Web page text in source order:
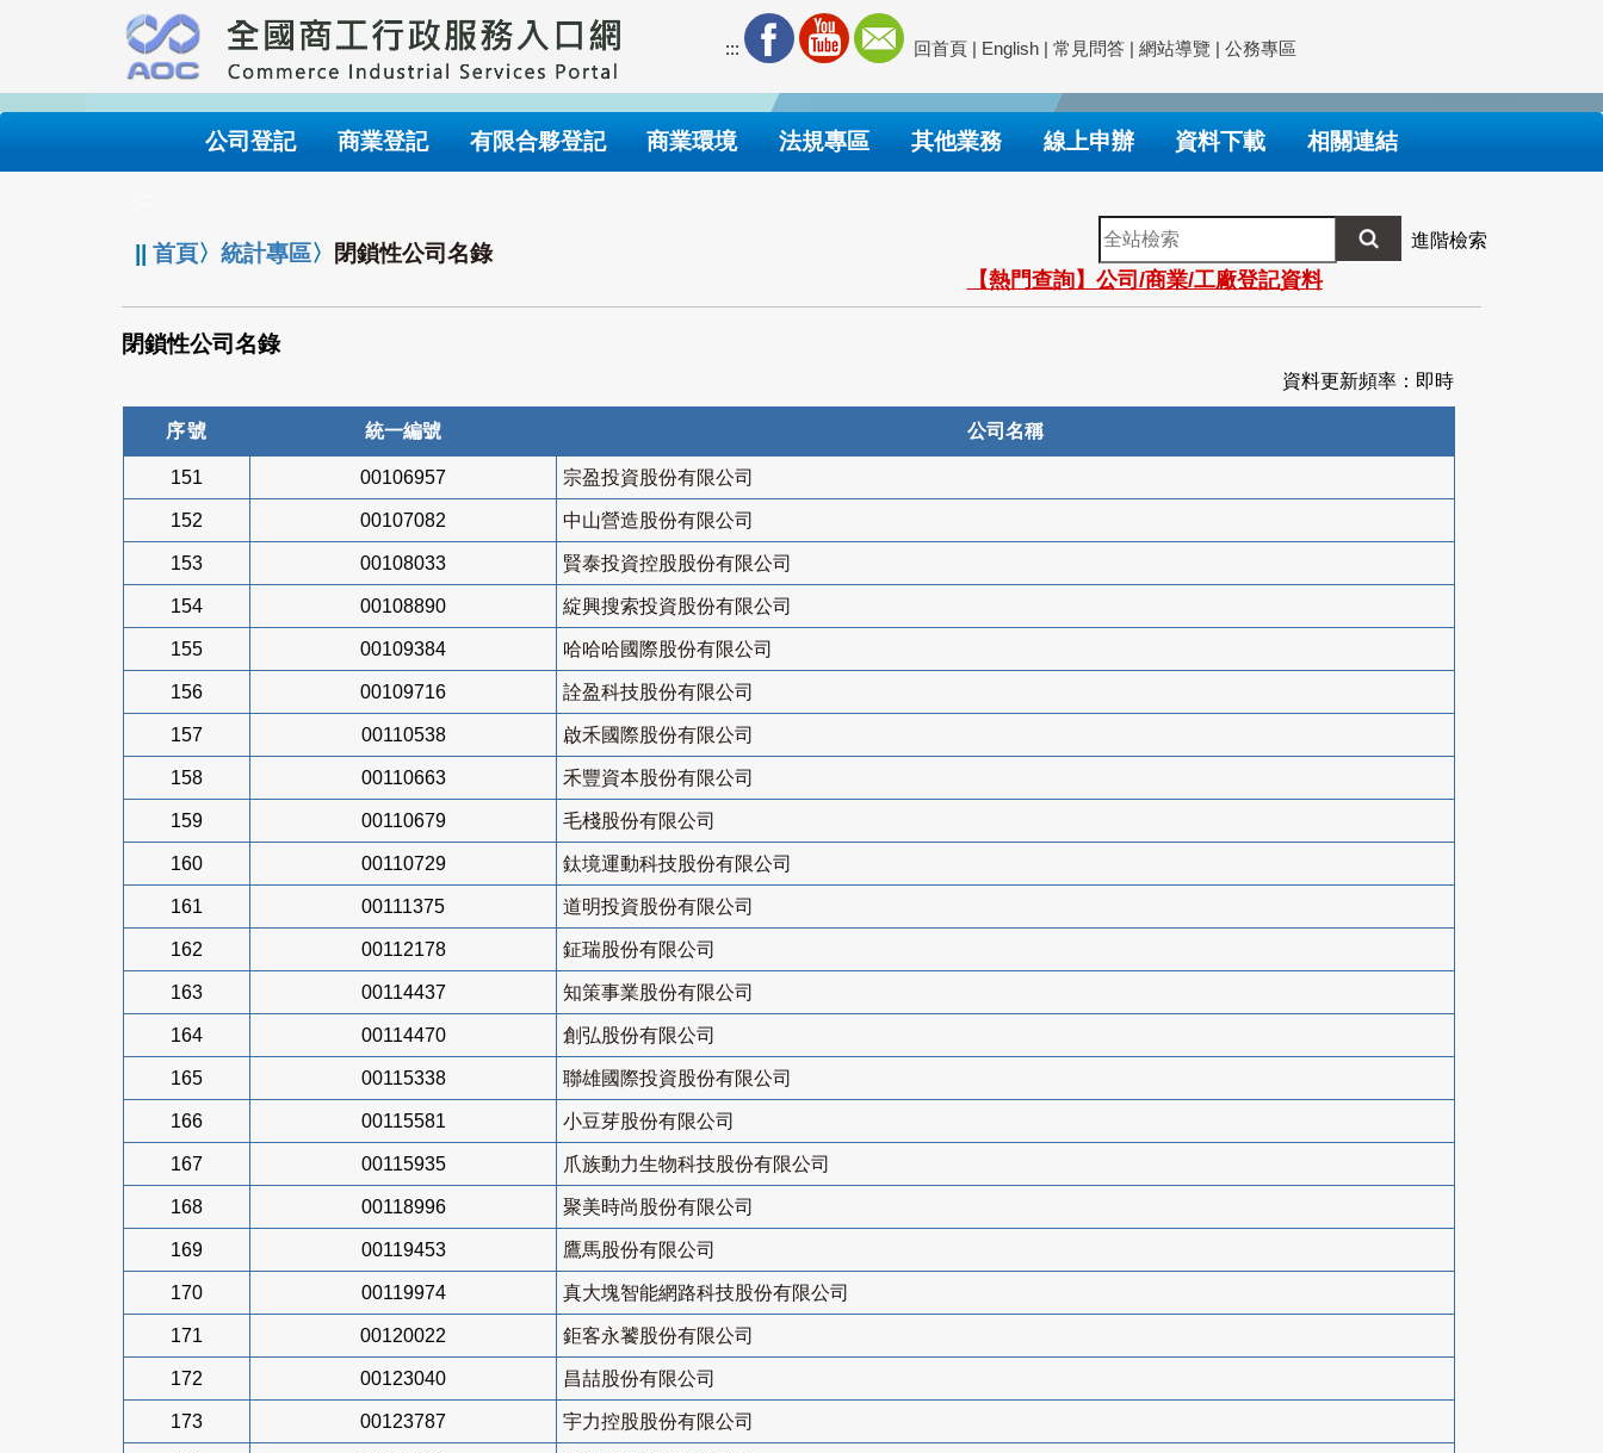
要
內
::: 回首頁 | English | 常見問答 | 網站導覽 | 公務專區
公司登記 商業登記 有限合夥登記 商業環境 法規專區 其他業務 線上申辦 資料下載 相關連結
||首頁〉統計專區〉 閉鎖性公司名錄
全
站
檢
索
進階檢索
【熱門查詢】公司/商業/工廠登記資料
閉鎖性公司名錄
資料更新頻率：即時
序號 統一編號 公司名稱
151 00106957 宗盈投資股份有限公司
152 00107082 中山營造股份有限公司
153 00108033 賢泰投資控股股份有限公司
154 00108890 綻興搜索投資股份有限公司
155 00109384 哈哈哈國際股份有限公司
156 00109716 詮盈科技股份有限公司
157 00110538 啟禾國際股份有限公司
158 00110663 禾豐資本股份有限公司
159 00110679 毛棧股份有限公司
160 00110729 鈦境運動科技股份有限公司
161 00111375 道明投資股份有限公司
162 00112178 鉦瑞股份有限公司
163 00114437 知策事業股份有限公司
164 00114470 創弘股份有限公司
165 00115338 聯雄國際投資股份有限公司
166 00115581 小豆芽股份有限公司
167 00115935 爪族動力生物科技股份有限公司
168 00118996 聚美時尚股份有限公司
169 00119453 鷹馬股份有限公司
170 00119974 真大塊智能網路科技股份有限公司
171 00120022 鉅客永饕股份有限公司
172 00123040 昌喆股份有限公司
173 00123787 宇力控股股份有限公司